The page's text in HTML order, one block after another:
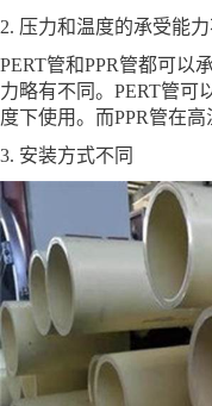
2. 压力和温度的承受能力
PERT管和PPR管都可以
力略有不同。PERT管可
度下使用。而PPR管在
3. 安装方式不同